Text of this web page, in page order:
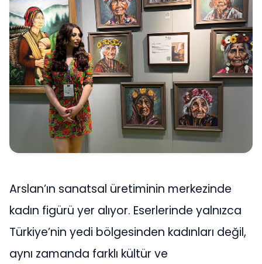
Arslan’ın sanatsal üretiminin merkezinde
kadın figürü yer alıyor. Eserlerinde yalnızca
Türkiye’nin yedi bölgesinden kadınları değil,
aynı zamanda farklı kültür ve